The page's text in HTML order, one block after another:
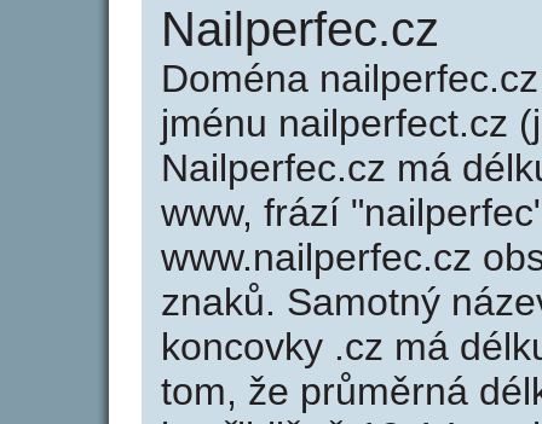
Nailperfec.cz
Doména
jménu nailperfect.cz
Nailperfec.cz má
www, frází
www.nailperfec.cz
znaků. Samotný
koncovky .cz má
tom, že průměrná